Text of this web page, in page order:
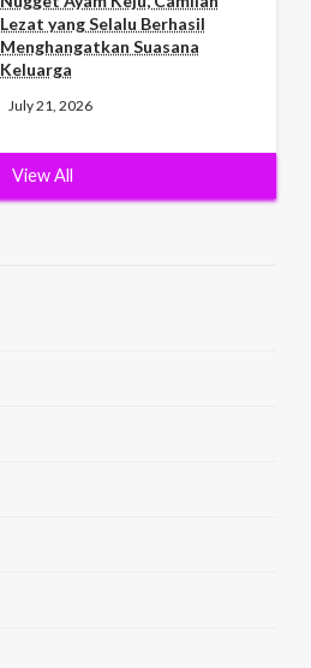
Lezat yang Selalu Berhasil
Menghangatkan Suasana
Keluarga
July 21, 2026
View All